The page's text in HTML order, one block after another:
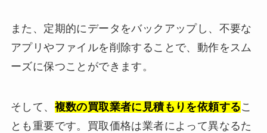
また、定期的にデータをバックアップし、不要な
アプリやファイルを削除することで、動作をスム
ーズに保つことができます。
そして、 複数の買取業者に見積もりを依頼するこ
とも重要です。買取価格は業者によって異なるた